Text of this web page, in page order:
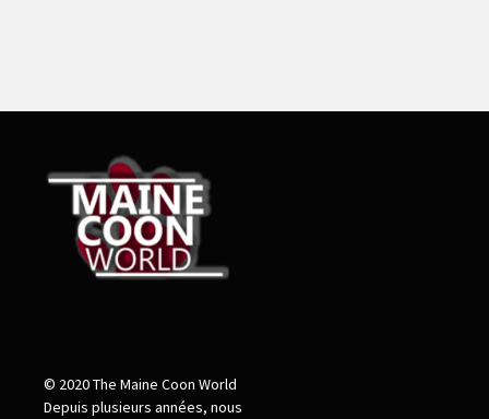
© 2020 The Maine Coon World
Depuis plusieurs années, nous